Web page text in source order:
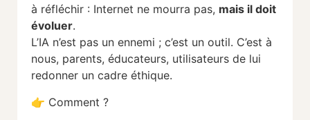
à réfléchir : Internet ne mourra pas, mais il doit
évoluer.
L’IA n’est pas un ennemi ; c’est un outil. C’est à
nous, parents, éducateurs, utilisateurs de lui
redonner un cadre éthique.
👉 Comment ?